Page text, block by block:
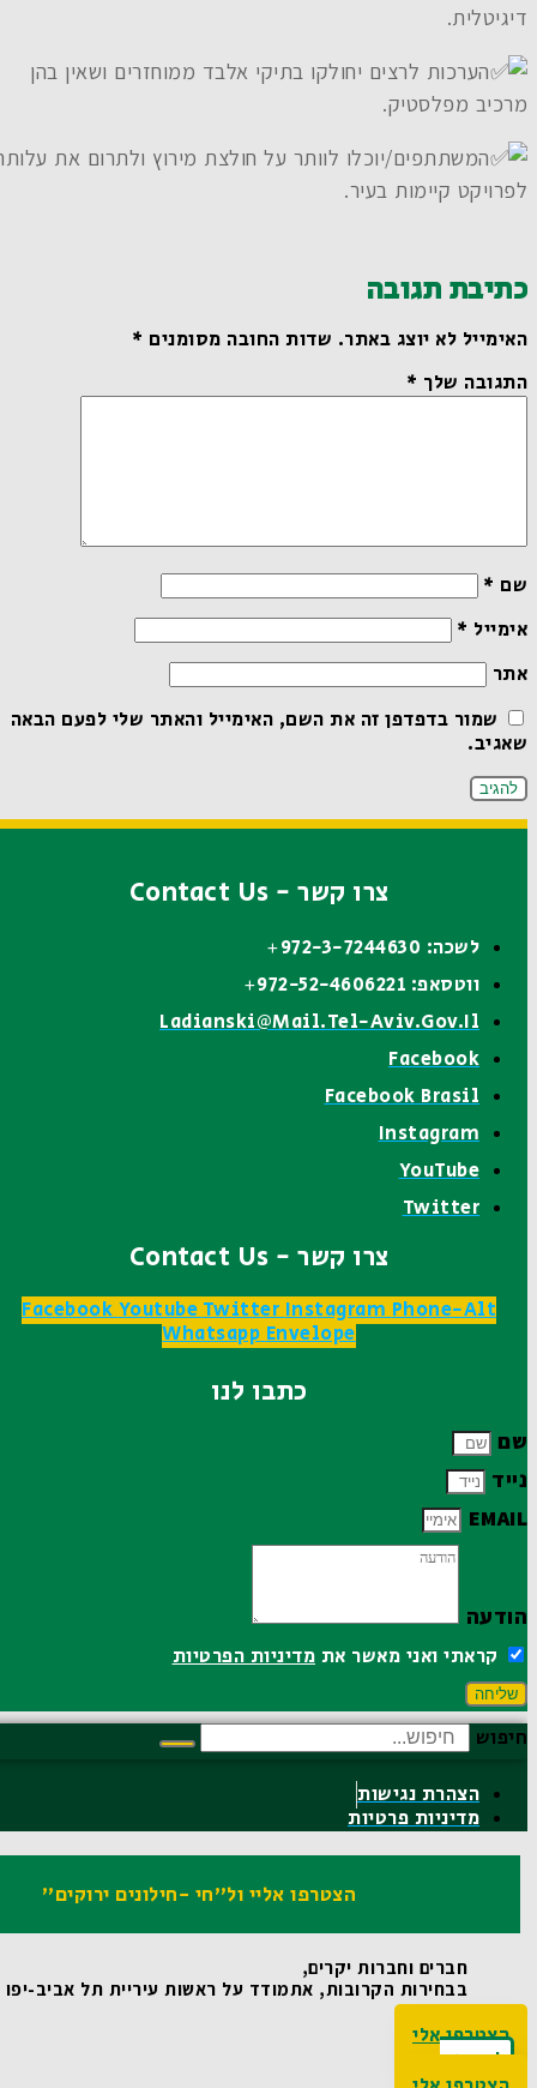
דיגיטלית.
הערכות לרצים יחולקו בתיקי אלבד ממוחזרים ושאין בהן
מרכיב מפלסטיק.
המשתתפים/יוכלו לוותר על חולצת מירוץ ולתרום את עלותה
לפרויקט קיימות בעיר.
כתיבת תגובה
האימייל לא יוצג באתר.שדות החובה מסומנים*
התגובה שלך*
שם*
אימייל*
אתר
שמור בדפדפן זה את השם, האימייל והאתר שלי לפעם הבאה
שאגיב.
צרו קשר - Contact Us
לשכה: 972-3-7244630+
ווטסאפ: 972-52-4606221+
Ladianski@mail.tel-Aviv.gov.il
Facebook
Facebook Brasil
Instagram
YouTube
Twitter
צרו קשר - Contact Us
FacebookYoutubeTwitterInstagramPhone-Alt
WhatsappEnvelope
כתבו לנו
שם
נייד
EMAIL
הודעה
קראתי ואני מאשר אתמדיניות הפרטיות
שליחה
חיפוש
הצהרת נגישות
מדיניות פרטיות
הצטרפו אליי ול"חי -חילונים ירוקים"
חברים וחברות יקרים,
בבחירות הקרובות, אתמודד על ראשות עיריית תל אביב-יפו
הצטרפו אלי
לקריאת